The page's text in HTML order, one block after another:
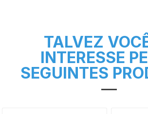
TALVEZ
INTERESSE
SEGUINTES